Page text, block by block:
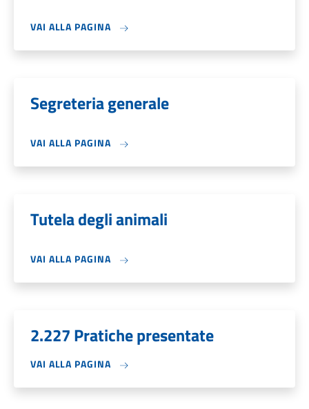
VAI ALLA PAGINA
Segreteria generale
VAI ALLA PAGINA
Tutela degli animali
VAI ALLA PAGINA
2.227 Pratiche presentate
VAI ALLA PAGINA